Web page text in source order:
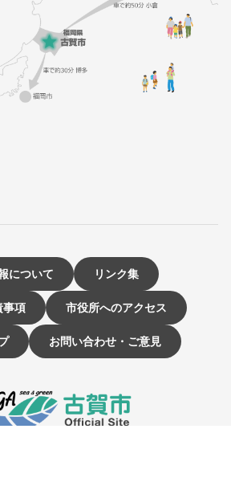
について リンク集
事項 市役所へのアクセス
お問い合わせ・ご意見